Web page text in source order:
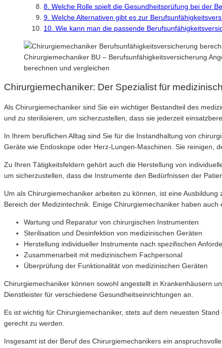
8. Welche Rolle spielt die Gesundheitsprüfung bei der
9. Welche Alternativen gibt es zur
10. Wie kann man die passende
Chirurgiemechaniker BU – Berufsunfähigkeitsversicherung
berechnen und vergleichen
Chirurgiemechaniker: Der Spezialist für
Als Chirurgiemechaniker sind Sie ein wichtiger Bestandteil des
und zu sterilisieren, um sicherzustellen, dass sie jederzeit
In Ihrem beruflichen Alltag sind Sie für die Instandhaltung von
Geräte wie Endoskope oder Herz-Lungen-Maschinen. Sie reinigen,
Zu Ihren Tätigkeitsfeldern gehört auch die Herstellung von
um sicherzustellen, dass die Instrumente den Bedürfnissen der
Um als Chirurgiemechaniker arbeiten zu können, ist eine
Bereich der Medizintechnik. Einige Chirurgiemechaniker haben
Wartung und Reparatur von chirurgischen Instrumenten
Sterilisation und Desinfektion von medizinischen Geräten
Herstellung individueller Instrumente nach spezifischen
Zusammenarbeit mit medizinischem Fachpersonal
Überprüfung der Funktionalität von medizinischen Geräten
Chirurgiemechaniker können sowohl angestellt in Krankenhäusern
Dienstleister für verschiedene Gesundheitseinrichtungen an.
Es ist wichtig für Chirurgiemechaniker, stets auf dem neuesten
gerecht zu werden.
Insgesamt ist der Beruf des Chirurgiemechanikers ein